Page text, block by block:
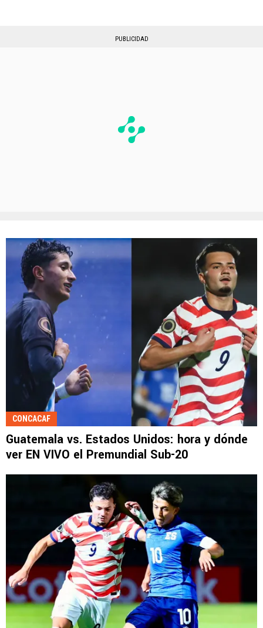
PUBLICIDAD
CONCACAF
Guatemala vs. Estados Unidos: hora y dónde
ver EN VIVO el Premundial Sub-20